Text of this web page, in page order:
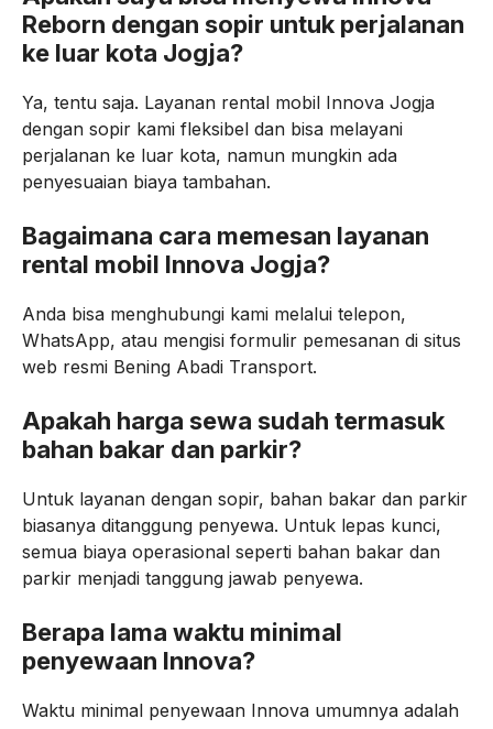
Reborn dengan sopir untuk perjalanan
ke luar kota Jogja?
Ya, tentu saja. Layanan rental mobil Innova Jogja
dengan sopir kami fleksibel dan bisa melayani
perjalanan ke luar kota, namun mungkin ada
penyesuaian biaya tambahan.
Bagaimana cara memesan layanan
rental mobil Innova Jogja?
Anda bisa menghubungi kami melalui telepon,
WhatsApp, atau mengisi formulir pemesanan di situs
web resmi Bening Abadi Transport.
Apakah harga sewa sudah termasuk
bahan bakar dan parkir?
Untuk layanan dengan sopir, bahan bakar dan parkir
biasanya ditanggung penyewa. Untuk lepas kunci,
semua biaya operasional seperti bahan bakar dan
parkir menjadi tanggung jawab penyewa.
Berapa lama waktu minimal
penyewaan Innova?
Waktu minimal penyewaan Innova umumnya adalah